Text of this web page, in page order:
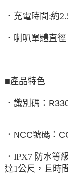
．充電時間:約
．喇叭單體直
■產品特色
．識別碼：
．NCC號碼：
．IPX7 防水等
達1公尺，且時